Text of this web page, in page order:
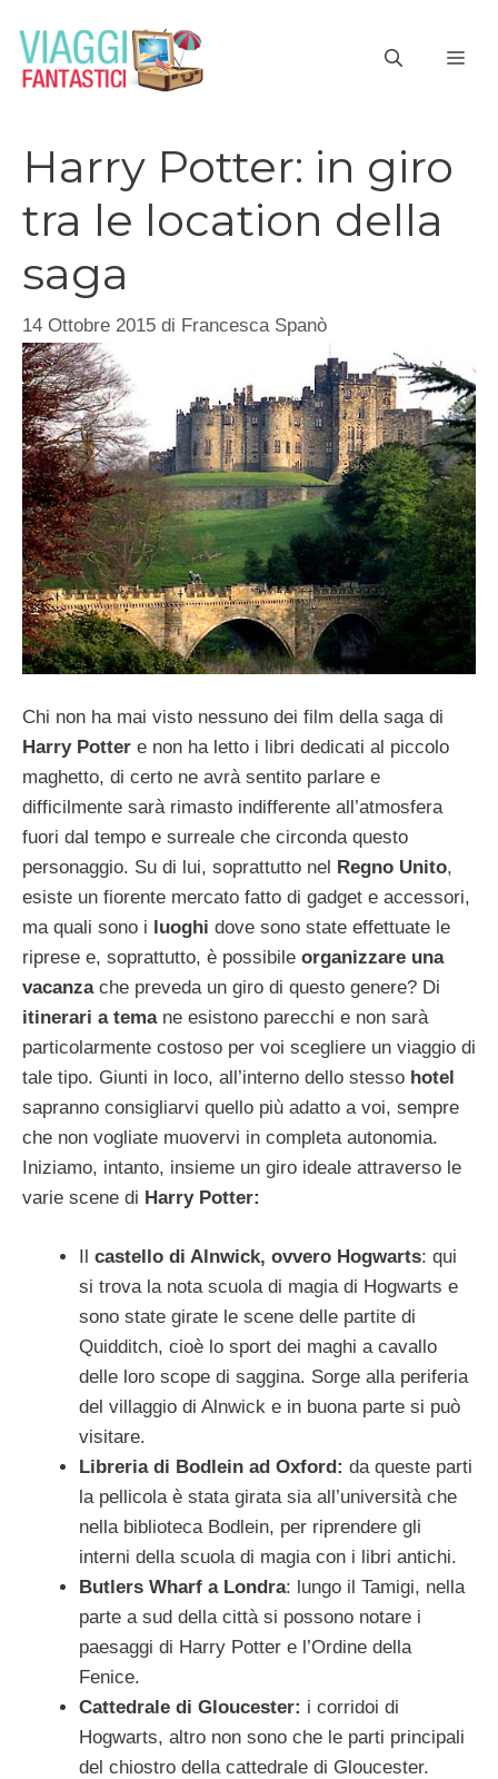
contenuto
Harry Potter: in giro
tra le location della
saga
14 Ottobre 2015 di Francesca Spanò
Chi non ha mai visto nessuno dei film della saga di
Harry Potter e non ha letto i libri dedicati al piccolo
maghetto, di certo ne avrà sentito parlare e
difficilmente sarà rimasto indifferente all’atmosfera
fuori dal tempo e surreale che circonda questo
personaggio. Su di lui, soprattutto nel Regno Unito,
esiste un fiorente mercato fatto di gadget e accessori,
ma quali sono i luoghi dove sono state effettuate le
riprese e, soprattutto, è possibile organizzare una
vacanzache preveda un giro di questo genere? Di
itinerari a temane esistono parecchi e non sarà
particolarmente costoso per voi scegliere un viaggio di
tale tipo. Giunti in loco, all’interno dello stesso hotel
sapranno consigliarvi quello più adatto a voi, sempre
che non vogliate muovervi in completa autonomia.
Iniziamo, intanto, insieme un giro ideale attraverso le
varie scene di Harry Potter:
Il castello di Alnwick, ovvero Hogwarts: qui
si trova la nota scuola di magia di Hogwarts e
sono state girate le scene delle partite di
Quidditch, cioè lo sport dei maghi a cavallo
delle loro scope di saggina. Sorge alla periferia
del villaggio di Alnwick e in buona parte si può
visitare.
Libreria di Bodlein ad Oxford: da queste parti
la pellicola è stata girata sia all’università che
nella biblioteca Bodlein, per riprendere gli
interni della scuola di magia con i libri antichi.
Butlers Wharf a Londra: lungo il Tamigi, nella
parte a sud della città si possono notare i
paesaggi di Harry Potter e l’Ordine della
Fenice.
Cattedrale di Gloucester: i corridoi di
Hogwarts, altro non sono che le parti principali
del chiostro della cattedrale di Gloucester.